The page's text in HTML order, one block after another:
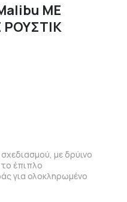
ΜΕ
με δρύινο
έπιπλο
για ολοκληρωμένο